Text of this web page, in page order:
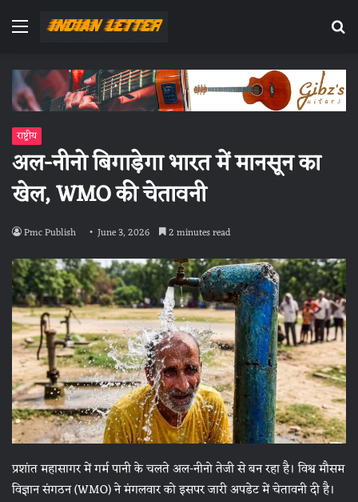
Menu
राष्ट्रीय
अल-नीनो बिगाड़ेगा भारत में मानसून का
खेल, WMO की चेतावनी
Pmc Publish June 3, 2026 2 minutes read
प्रशांत महासागर में गर्म पानी के चलते अल-नीनो तेजी से बन रहा है। विश्व मौसम
विज्ञान संगठन (WMO) ने मंगलवार को इसपर जारी अपडेट में चेतावनी दी है।